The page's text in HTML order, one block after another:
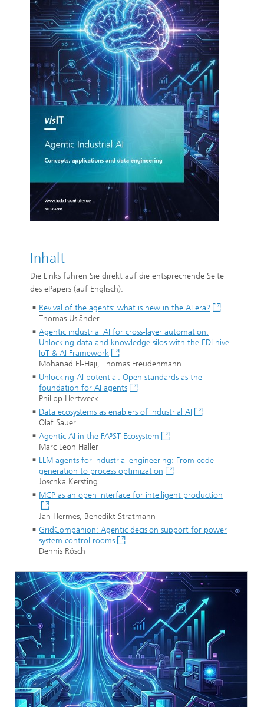
Inhalt
Die Links führen Sie direkt auf die entsprechende Seite
des ePapers (auf Englisch):
Revival of the agents: what is new in the AI era?
Thomas Usländer
Agentic industrial AI for cross-layer automation:
Unlocking data and knowledge silos with the EDI hive
IoT & AI Framework
Mohanad El-Haji, Thomas Freudenmann
Unlocking AI potential: Open standards as the
foundation for AI agents
Philipp Hertweck
Data ecosystems as enablers of industrial AI
Olaf Sauer
Agentic AI in the FA³ST Ecosystem
Marc Leon Haller
LLM agents for industrial engineering: From code
generation to process optimization
Joschka Kersting
MCP as an open interface for intelligent production
Jan Hermes, Benedikt Stratmann
GridCompanion: Agentic decision support for power
system control rooms
Dennis Rösch